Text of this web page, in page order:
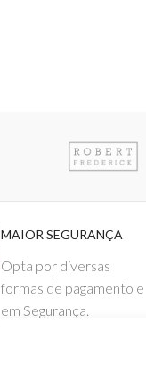
MAIOR SEGURANÇA
Opta por diversas
formas de pagamento e
em Segurança.